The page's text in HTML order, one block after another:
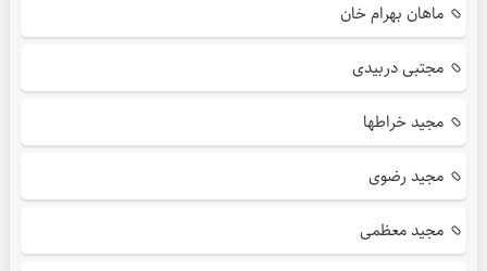
ماهان بهرام خان
مجتبی دربیدی
مجید خراطها
مجید رضوی
مجید معظمی